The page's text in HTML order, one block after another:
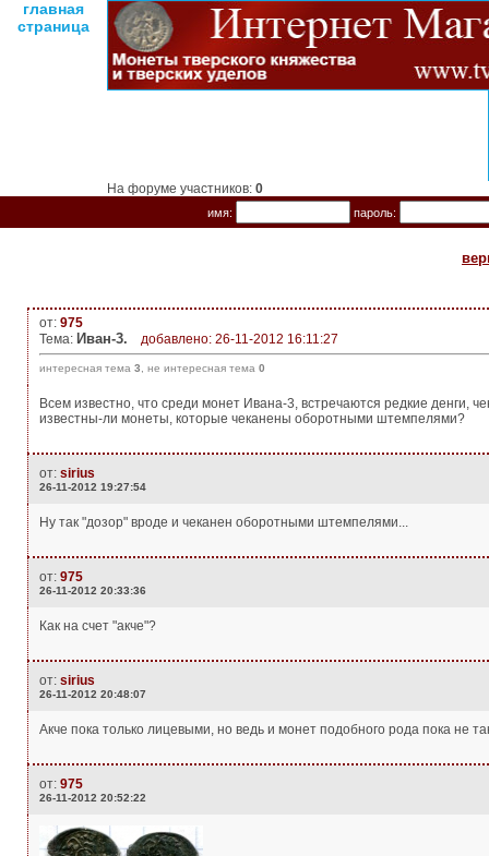
главная
страница
На форуме участников: 0
имя: пароль:
от: 975
Тема: Иван-3. добавлено: 26-11-2012 16:11:27
интересная тема 3 , не интересная тема 0
Всем известно, что среди монет Ивана-3, встречаются редкие
известны-ли монеты, которые чеканены оборотными штемпелями?
от: sirius
26-11-2012 19:27:54
Ну так "дозор" вроде и чеканен оборотными штемпелями...
от: 975
26-11-2012 20:33:36
Как на счет "акче"?
от: sirius
26-11-2012 20:48:07
Акче пока только лицевыми, но ведь и монет подобного рода пока не
от: 975
26-11-2012 20:52:22